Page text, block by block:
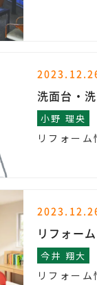
洗面台・
小野 理央
リフォーム
リフォー
今井 翔大
リフォーム